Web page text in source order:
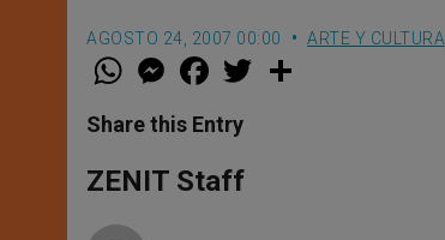
AGOSTO 24, 2007 00:00 ARTE Y CULTURA
W
t
s
p
p
M
e
s
e
g
e
F
a
e
b
o
k
w
Share this Entry
ZENIT Staff